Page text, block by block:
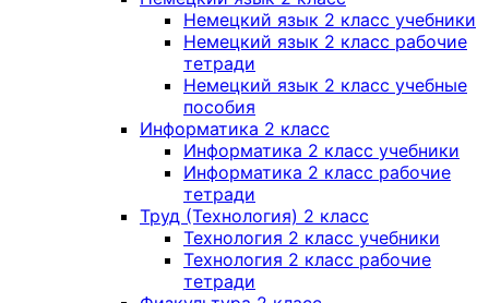
Немецкий язык 2 класс учебники
Немецкий язык 2 класс рабочие
тетради
Немецкий язык 2 класс учебные
пособия
Информатика 2 класс
Информатика 2 класс учебники
Информатика 2 класс рабочие
тетради
Труд (Технология) 2 класс
Технология 2 класс учебники
Технология 2 класс рабочие
тетради